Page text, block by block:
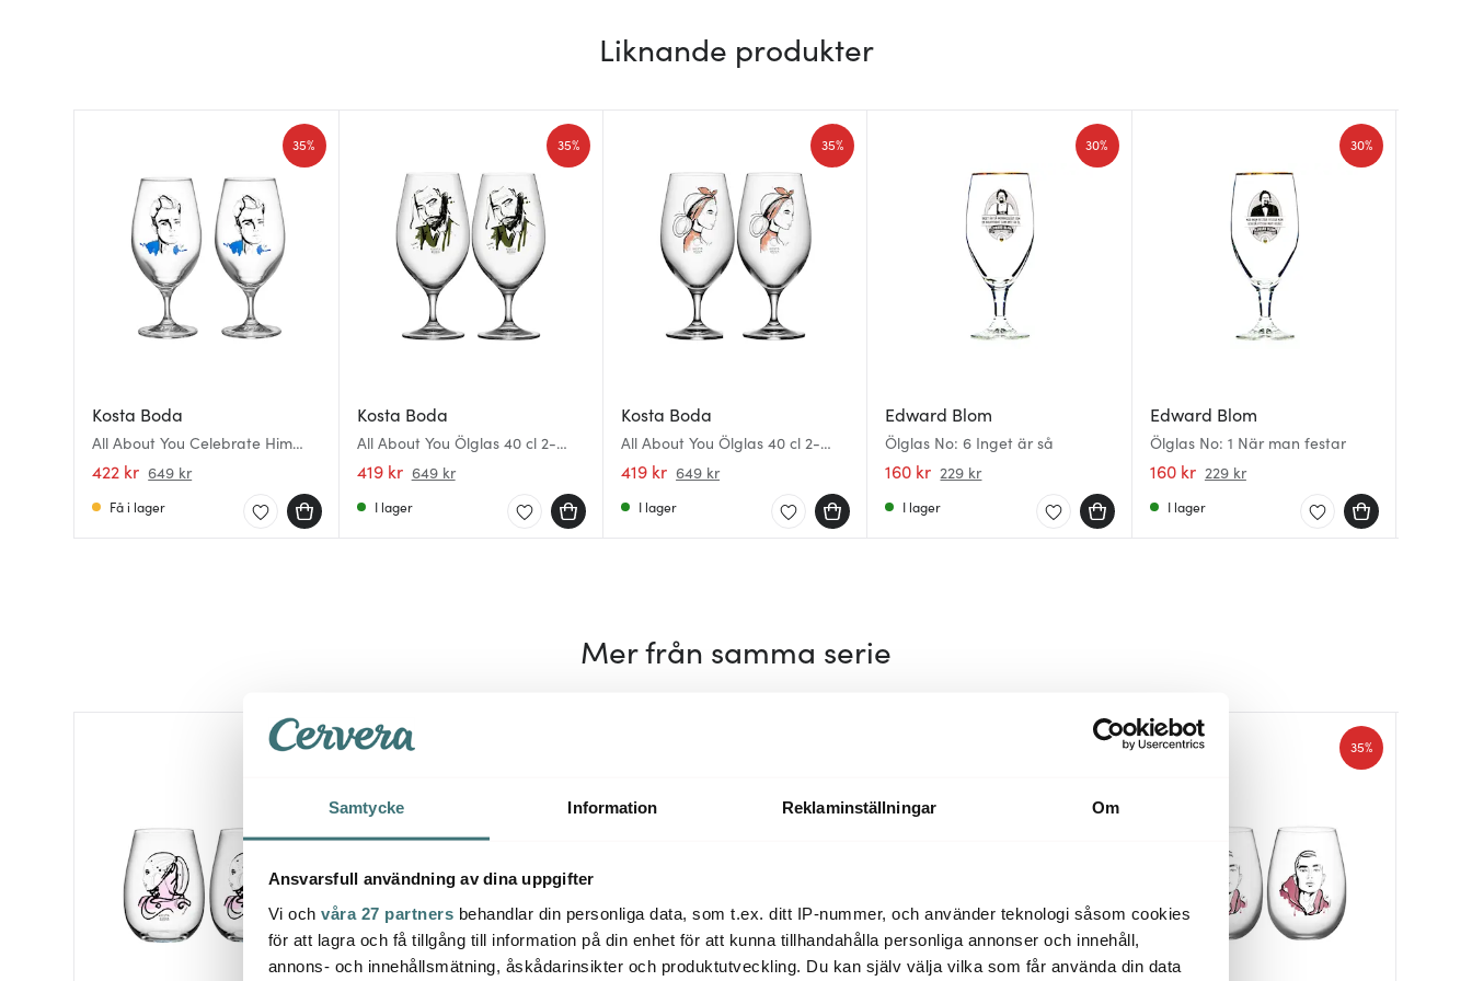
Samtycke Information Reklaminställningar Om
Ansvarsfull användning av dina uppgifter
Vi och våra 27 partners behandlar din personliga data, som t.ex. ditt IP-nummer, och använder teknologi såsom cookies
för att lagra och få tillgång till information på din enhet för att kunna tillhandahålla personliga annonser och innehåll,
annons- och innehållsmätning, åskådarinsikter och produktutveckling. Du kan själv välja vilka som får använda din data
Liknande produkter
Kosta Boda
All About You Celebrate Him
Ölglas 40 cl 2-pack Cornflower
422 kr 649 kr
35%
Få i lager
Kosta Boda
All About You Ölglas 40 cl 2-
pack Want Him
419 kr 649 kr
35%
I lager
Kosta Boda
All About You Ölglas 40 cl 2-
pack Near You
419 kr 649 kr
35%
I lager
Edward Blom
Ölglas No: 6 Inget är så
160 kr 229 kr
30%
I lager
Edward Blom
Ölglas No: 1 När man festar
160 kr 229 kr
30%
I lager
Mer från samma serie
35% 35% 35%